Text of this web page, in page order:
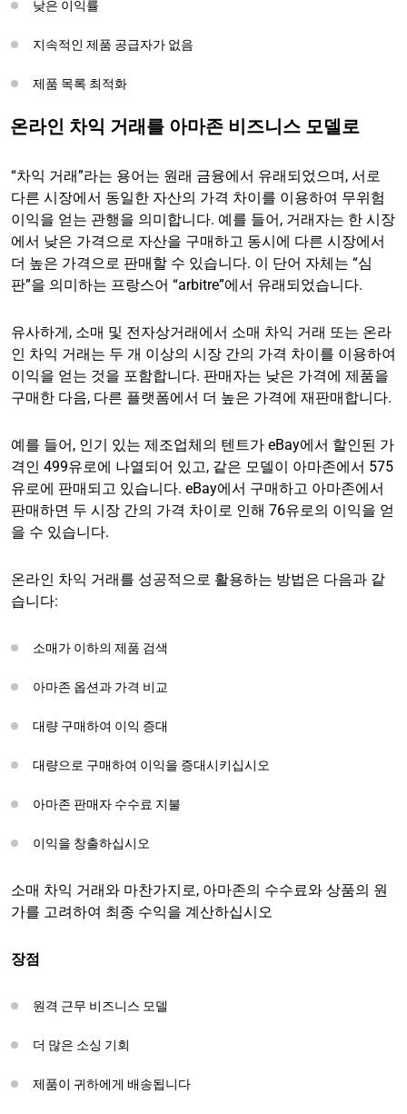
낮은 이익률
지속적인 제품 공급자가 없음
제품 목록 최적화
온라인 차익 거래를 아마존 비즈니스 모델로
“차익 거래”라는 용어는 원래 금융에서 유래되었으며, 서로
다른 시장에서 동일한 자산의 가격 차이를 이용하여 무위험
이익을 얻는 관행을 의미합니다. 예를 들어, 거래자는 한 시장
에서 낮은 가격으로 자산을 구매하고 동시에 다른 시장에서
더 높은 가격으로 판매할 수 있습니다. 이 단어 자체는 “심
판”을 의미하는 프랑스어 “arbitre”에서 유래되었습니다.
유사하게, 소매 및 전자상거래에서 소매 차익 거래 또는 온라
인 차익 거래는 두 개 이상의 시장 간의 가격 차이를 이용하여
이익을 얻는 것을 포함합니다. 판매자는 낮은 가격에 제품을
구매한 다음, 다른 플랫폼에서 더 높은 가격에 재판매합니다.
예를 들어, 인기 있는 제조업체의 텐트가 eBay에서 할인된 가
격인 499유로에 나열되어 있고, 같은 모델이 아마존에서 575
유로에 판매되고 있습니다. eBay에서 구매하고 아마존에서
판매하면 두 시장 간의 가격 차이로 인해 76유로의 이익을 얻
을 수 있습니다.
온라인 차익 거래를 성공적으로 활용하는 방법은 다음과 같
습니다:
소매가 이하의 제품 검색
아마존 옵션과 가격 비교
대량 구매하여 이익 증대
대량으로 구매하여 이익을 증대시키십시오
아마존 판매자 수수료 지불
이익을 창출하십시오
소매 차익 거래와 마찬가지로, 아마존의 수수료와 상품의 원
가를 고려하여 최종 수익을 계산하십시오
장점
원격 근무 비즈니스 모델
더 많은 소싱 기회
제품이 귀하에게 배송됩니다